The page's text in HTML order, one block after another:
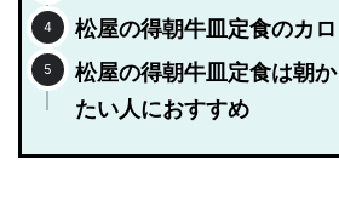
松屋の得朝牛皿定食のカ
松屋の得朝牛皿定食は朝
たい人におすすめ